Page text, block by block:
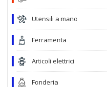
Utensili a mano
Ferramenta
Articoli elettrici
Fonderia